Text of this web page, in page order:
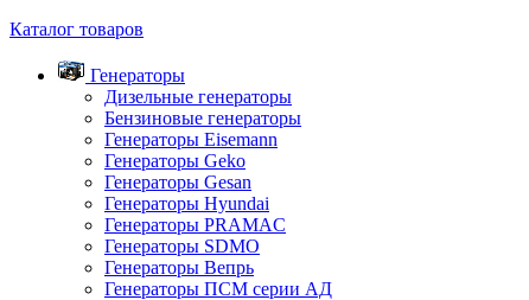
Каталог товаров
Генераторы
Дизельные генераторы
Бензиновые генераторы
Генераторы Eisemann
Генераторы Geko
Генераторы Gesan
Генераторы Hyundai
Генераторы PRAMAC
Генераторы SDMO
Генераторы Вепрь
Генераторы ПСМ серии АД